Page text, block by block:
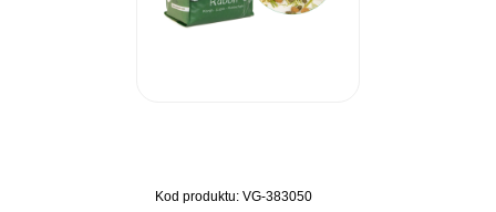
Kod produktu: VG-383050